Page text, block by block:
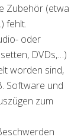
Zubehör (etwa
fehlt.
oder
DVDs,…)
worden sind,
Software und
zum